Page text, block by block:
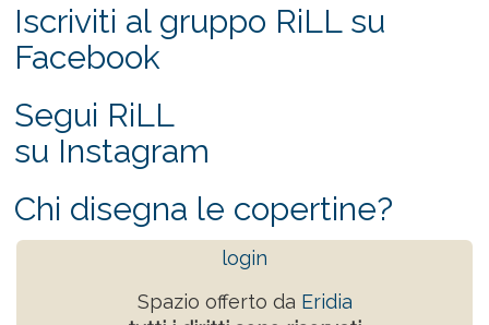
Iscriviti al gruppo RiLL su
Facebook
Segui RiLL
su Instagram
Chi disegna le copertine?
login
Spazio offerto da Eridia